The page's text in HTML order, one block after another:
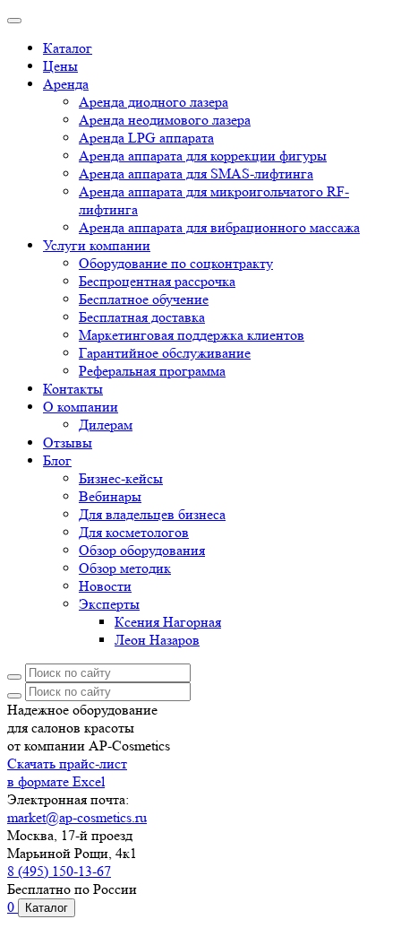
Каталог
Цены
Аренда
Аренда диодного лазера
Аренда неодимового лазера
Аренда LPG аппарата
Аренда аппарата для коррекции фигуры
Аренда аппарата для SMAS-лифтинга
Аренда аппарата для микроигольчатого RF-
лифтинга
Аренда аппарата для вибрационного массажа
Услуги компании
Оборудование по соцконтракту
Беспроцентная рассрочка
Бесплатное обучение
Бесплатная доставка
Маркетинговая поддержка клиентов
Гарантийное обслуживание
Реферальная программа
Контакты
О компании
Дилерам
Отзывы
Блог
Бизнес-кейсы
Вебинары
Для владельцев бизнеса
Для косметологов
Обзор оборудования
Обзор методик
Новости
Эксперты
Ксения Нагорная
Леон Назаров
Надежное оборудование
для салонов красоты
от компании AP-Cosmetics
Скачать прайс-лист
в формате Excel
Электронная почта:
market@ap-cosmetics.ru
Москва, 17-й проезд
Марьиной Рощи, 4к1
8 (495) 150-13-67
Бесплатно по России
0
Каталог